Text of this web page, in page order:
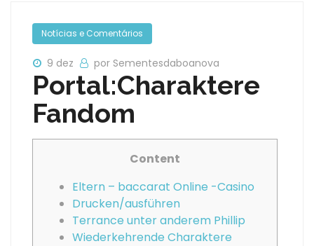
Notícias e Comentários
9 dez por Sementesdaboanova
Portal:Charaktere
Fandom
Content
Eltern – baccarat Online -Casino
Drucken/​ausführen
Terrance unter anderem Phillip
Wiederkehrende Charaktere